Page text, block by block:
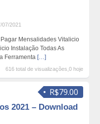
07/2021
Mensalidades Vitalicio
Instalação Todas As
Ferramenta […]
616 total de visualizações,0 hoje
R$79.00
2021 – Download